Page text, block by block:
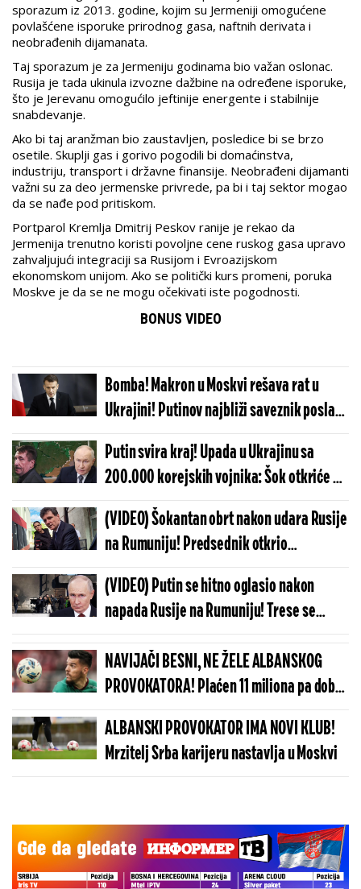
sporazum iz 2013. godine, kojim su Jermeniji omogućene
povlašćene isporuke prirodnog gasa, naftnih derivata i
neobrađenih dijamanata.
Taj sporazum je za Jermeniju godinama bio važan oslonac.
Rusija je tada ukinula izvozne dažbine na određene isporuke,
što je Jerevanu omogućilo jeftinije energente i stabilnije
snabdevanje.
Ako bi taj aranžman bio zaustavljen, posledice bi se brzo
osetile. Skuplji gas i gorivo pogodili bi domaćinstva,
industriju, transport i državne finansije. Neobrađeni dijamanti
važni su za deo jermenske privrede, pa bi i taj sektor mogao
da se nađe pod pritiskom.
Portparol Kremlja Dmitrij Peskov ranije je rekao da
Jermenija trenutno koristi povoljne cene ruskog gasa upravo
zahvaljujući integraciji sa Rusijom i Evroazijskom
ekonomskom unijom. Ako se politički kurs promeni, poruka
Moskve je da se ne mogu očekivati iste pogodnosti.
BONUS VIDEO
Bomba! Makron u Moskvi rešava rat u
Ukrajini! Putinov najbliži saveznik poslao
neočekivanu poruku Francuzu
Putin svira kraj! Upada u Ukrajinu sa
200.000 korejskih vojnika: Šok otkriće u
emisiji Aleksa Džonsa: Dva grada će
sravniti sa zemljom, a onda....
(VIDEO) Šokantan obrt nakon udara Rusije
na Rumuniju! Predsednik otkrio
neverovatne detalje napada - ovako je sve
počelo...
(VIDEO) Putin se hitno oglasio nakon
napada Rusije na Rumuniju! Trese se
Evropa, imao je da poruči samo jedno
NAVIJAČI BESNI, NE ŽELE ALBANSKOG
PROVOKATORA! Plaćen 11 miliona pa dobio
brutalnu poruku
ALBANSKI PROVOKATOR IMA NOVI KLUB!
Mrzitelj Srba karijeru nastavlja u Moskvi